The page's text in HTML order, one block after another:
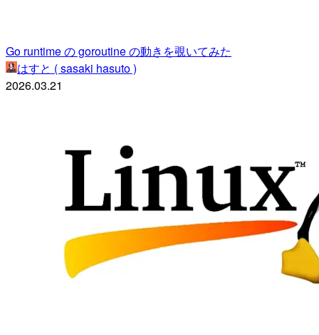
Go runtime の goroutine の動きを覗いてみた
はすと ( sasaki hasuto )
2026.03.21